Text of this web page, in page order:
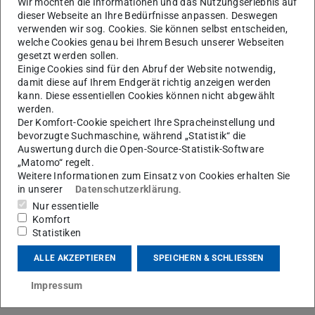
dieser Webseite an Ihre Bedürfnisse anpassen. Deswegen
verwenden wir sog. Cookies. Sie können selbst entscheiden,
welche Cookies genau bei Ihrem Besuch unserer Webseiten
gesetzt werden sollen.
Einige Cookies sind für den Abruf der Website notwendig,
damit diese auf Ihrem Endgerät richtig anzeigen werden
kann. Diese essentiellen Cookies können nicht abgewählt
werden.
Der Komfort-Cookie speichert Ihre Spracheinstellung und
bevorzugte Suchmaschine, während „Statistik“ die
Auswertung durch die Open-Source-Statistik-Software
„Matomo“ regelt.
Weitere Informationen zum Einsatz von Cookies erhalten Sie
in unserer
Datenschutzerklärung.
Nur essentielle
Komfort
Statistiken
ALLE AKZEPTIEREN SPEICHERN & SCHLIESSEN
Impressum